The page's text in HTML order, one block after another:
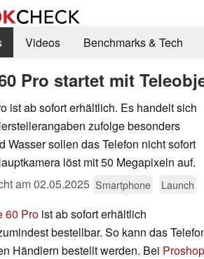
Videos Benchmarks & Tech
Pro startet mit
ist ab sofort erhältlich. Es handelt sich
zufolge besonders
Wasser sollen das Telefon nicht sofort
löst mit 50 Megapixeln auf.
am02.05.2025 Smartphone Launch
60 Pro ist ab sofort erhältlich
bestellbar. So kann das
Händlern bestellt werden. Bei Proshop